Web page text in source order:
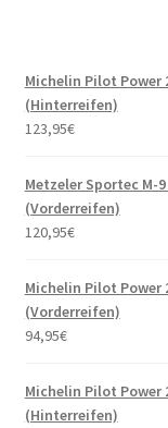
Michelin Pilot Power
(Hinterreifen)
123,95€
Metzeler Sportec M-9
(Vorderreifen)
120,95€
Michelin Pilot Power
(Vorderreifen)
94,95€
Michelin Pilot Power
(Hinterreifen)